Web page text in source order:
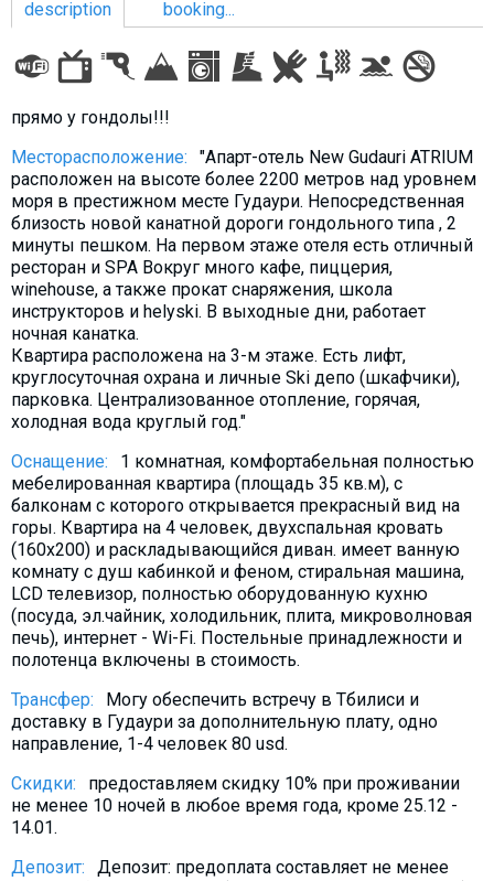
description
booking...
прямо у гондолы!!!
Месторасположение:
"Апарт-отель New Gudauri ATRIUM
расположен на высоте более 2200 метров над уровнем
моря в престижном месте Гудаури. Непосредственная
близость новой канатной дороги гондольного типа , 2
минуты пешком. На первом этаже отеля есть отличный
ресторан и SPA Вокруг много кафе, пиццерия,
winehouse, а также прокат снаряжения, школа
инструкторов и helyski. В выходные дни, работает
ночная канатка.
Квартира расположена на 3-м этаже. Есть лифт,
круглосуточная охрана и личные Ski депо (шкафчики),
парковка. Централизованное отопление, горячая,
холодная вода круглый год."
Оснащение:
1 комнатная, комфортабельная полностью
мебeлированная квартира (площадь 35 кв.м), с
балконам с которого открывается прекрасный вид на
горы. Квартира на 4 человек, двухспальная кровать
(160х200) и раскладывающийся диван. имеет ванную
комнату с душ кабинкой и феном, стиральная машина,
LCD телевизор, полностью оборудованную кухню
(посуда, эл.чайник, холодильник, плита, микроволновая
печь), интернет - Wi-Fi. Постельные принадлежности и
полотенца включены в стоимость.
Трансфер:
Могу обеспечить встречу в Тбилиси и
доставку в Гудаури за дополнительную плату, одно
направление, 1-4 человек 80 usd.
Скидки:
предоставляем скидку 10% при проживании
не менее 10 ночей в любое время года, кроме 25.12 -
14.01.
Депозит:
Депозит: предоплата составляет не менее
LODGING
Apartments
Cottages
Hotels
% Hot deals
Long term rent
Kazbegi
Other
GEORGIA
Visas
What to drink?
Local money
Mobile phones
Gallery
Travel reports